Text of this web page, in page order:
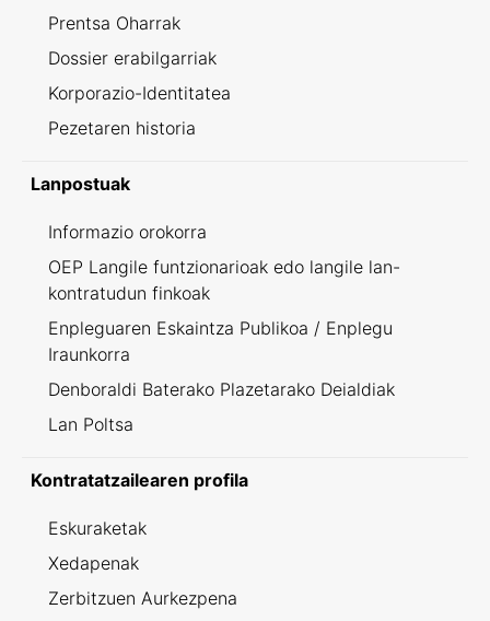
Prentsa Oharrak
Dossier erabilgarriak
Korporazio-Identitatea
Pezetaren historia
Lanpostuak
Informazio orokorra
OEP Langile funtzionarioak edo langile lan-
kontratudun finkoak
Enpleguaren Eskaintza Publikoa / Enplegu
Iraunkorra
Denboraldi Baterako Plazetarako Deialdiak
Lan Poltsa
Kontratatzailearen profila
Eskuraketak
Xedapenak
Zerbitzuen Aurkezpena